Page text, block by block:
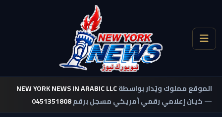
الموقع مملوك ويُدار بواسطةNEW YORK NEWS IN ARABIC LLC
— كيان إعلامي رقمي أمريكي مسجل برقم0451351808